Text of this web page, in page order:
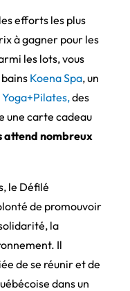
efforts les plus
à gagner pour les
les lots, vous
Koena Spa, un
des
une carte cadeau
attend nombreux
le Défilé
de promouvoir
la
Il
de se réunir et de
dans un